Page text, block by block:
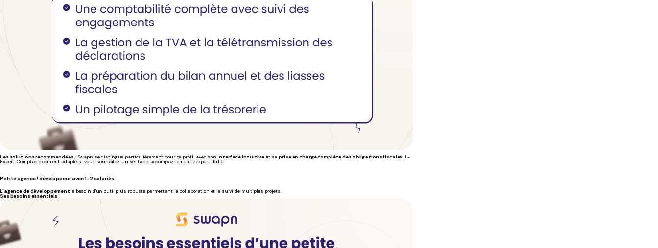
Les solutions recommandées: Swapn se distingue particulièrement pour ce profil avec son interface intuitive et saprise en charge complète des obligations fiscales. L-
Expert-Comptable.com est adapté si vous souhaitez un véritable accompagnement d'expert dédié.
Petite agence / développeur avec 1-2 salariés
L'agence de développement a besoin d'un outil plus robuste permettant la collaboration et le suivi de multiples projets.
Ses besoins essentiels :